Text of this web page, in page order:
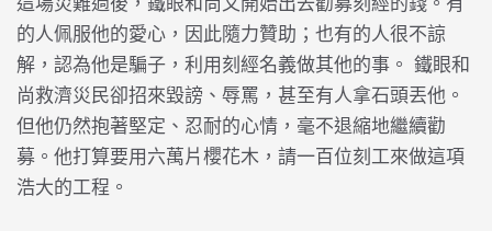
的人佩服他的愛心，因此隨力贊助；也有的人很不諒
解，認為他是騙子，利用刻經名義做其他的事。 鐵眼和
尚救濟災民卻招來毀謗、辱罵，甚至有人拿石頭丟他。
但他仍然抱著堅定、忍耐的心情，毫不退縮地繼續勸
募。他打算要用六萬片櫻花木，請一百位刻工來做這項
浩大的工程。